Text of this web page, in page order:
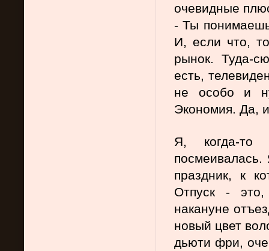
очевидные
- Ты
И, если что,
рынок. Туда-
есть,
не особо и
Экономия. Да,
Я, когда-то
посмеивалась.
праздник, к
Отпуск -
накануне
новый цвет
дьюти фри,